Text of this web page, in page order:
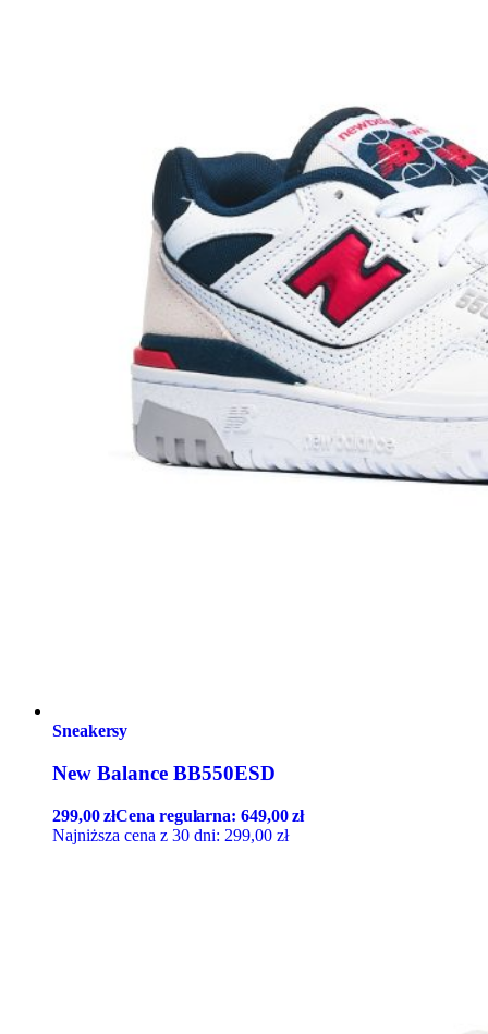
Sneakersy
New Balance BB550ESD
299,00złCena regularna:649,00zł
Najniższa cena z 30 dni: 299,00 zł